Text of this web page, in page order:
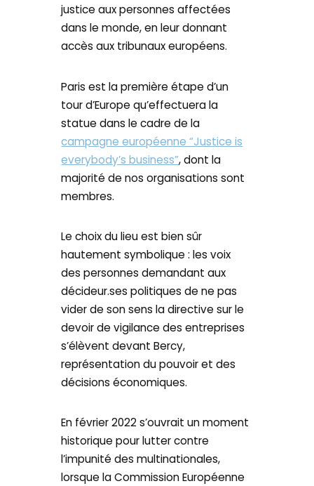
justice aux personnes affectées
dans le monde, en leur donnant
accès aux tribunaux européens.
Paris est la première étape d’un
tour d’Europe qu’effectuera la
statue dans le cadre de la
campagne européenne “Justice is
everybody’s business”, dont la
majorité de nos organisations sont
membres.
Le choix du lieu est bien sûr
hautement symbolique : les voix
des personnes demandant aux
décideur.ses politiques de ne pas
vider de son sens la directive sur le
devoir de vigilance des entreprises
s’élèvent devant Bercy,
représentation du pouvoir et des
décisions économiques.
En février 2022 s’ouvrait un moment
historique pour lutter contre
l’impunité des multinationales,
lorsque la Commission Européenne